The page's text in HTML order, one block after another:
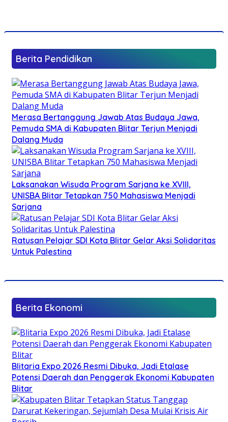
Berita Pendidikan
Merasa Bertanggung Jawab Atas Budaya Jawa,
Pemuda SMA di Kabupaten Blitar Terjun Menjadi
Dalang Muda
Laksanakan Wisuda Program Sarjana ke XVIII,
UNISBA Blitar Tetapkan 750 Mahasiswa Menjadi
Sarjana
Ratusan Pelajar SDI Kota Blitar Gelar Aksi Solidaritas
Untuk Palestina
Berita Ekonomi
Blitaria Expo 2026 Resmi Dibuka, Jadi Etalase
Potensi Daerah dan Penggerak Ekonomi Kabupaten
Blitar